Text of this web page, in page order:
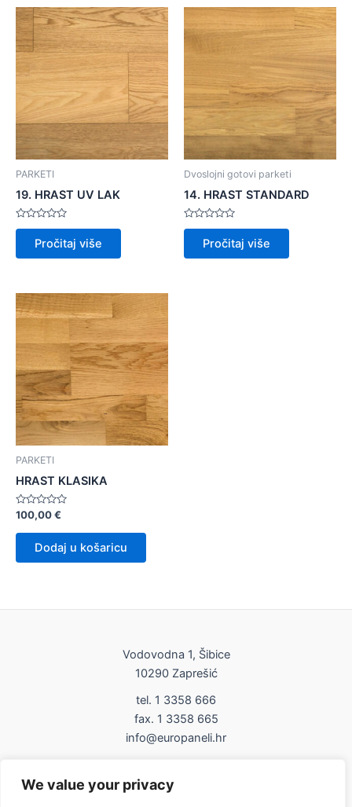
We value your privacy
PARKETI
19. HRAST UV LAK
Ocijenjeno
5
Pročitaj više
Dvoslojni gotovi parketi
14. HRAST STANDARD
Ocijenjeno
5
Pročitaj više
PARKETI
HRAST KLASIKA
Ocijenjeno
od
100,00€
Dodaj u košaricu
Vodovodna 1, Šibice
10290 Zaprešić
tel. 1 3358 666
fax. 1 3358 665
info@europaneli.hr
Uvjeti korištenja